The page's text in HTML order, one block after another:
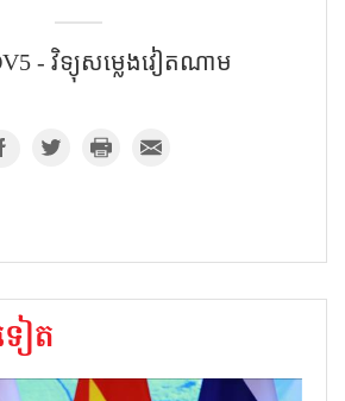
- វិទ្យុសម្លេងវៀតណាម
ៀត